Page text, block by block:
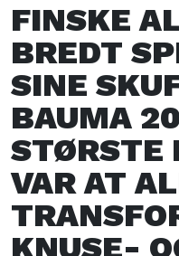
FINSKE
BREDT
SINE
BAUMA
STØRSTE
VAR AT
KNUSE-